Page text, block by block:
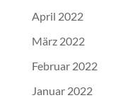
April 2022
März 2022
Februar 2022
Januar 2022